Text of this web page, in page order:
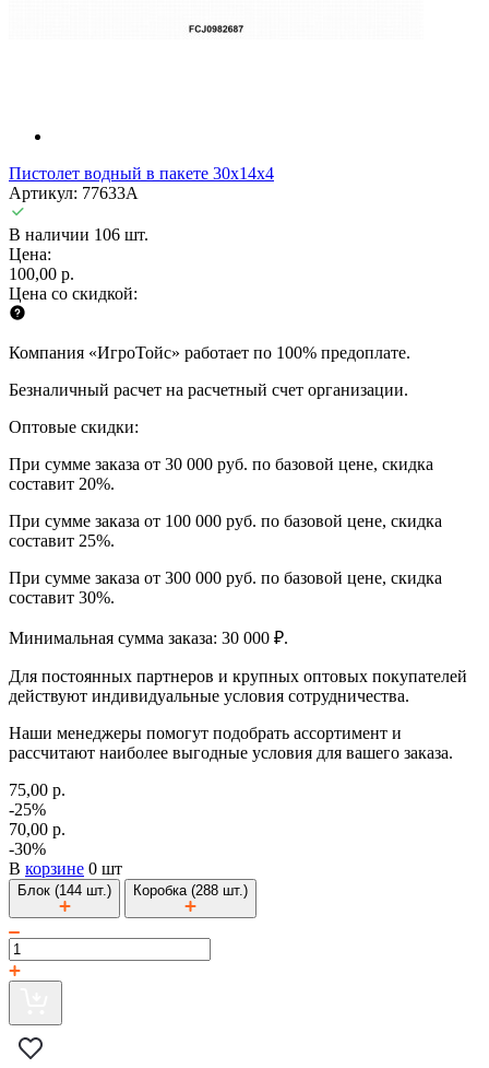
Пистолет водный в пакете 30х14х4
Артикул: 77633A
В наличии 106 шт.
Цена:
100,00 р.
Цена со скидкой:
Компания «ИгроТойс» работает по 100% предоплате.
Безналичный расчет на расчетный счет организации.
Оптовые скидки:
При сумме заказа от 30 000 руб. по базовой цене, скидка
составит 20%.
При сумме заказа от 100 000 руб. по базовой цене, скидка
составит 25%.
При сумме заказа от 300 000 руб. по базовой цене, скидка
составит 30%.
Минимальная сумма заказа: 30 000 ₽.
Для постоянных партнеров и крупных оптовых покупателей
действуют индивидуальные условия сотрудничества.
Наши менеджеры помогут подобрать ассортимент и
рассчитают наиболее выгодные условия для вашего заказа.
75,00 р.
-25%
70,00 р.
-30%
В корзине 0 шт
Блок (144 шт.) Коробка (288 шт.)